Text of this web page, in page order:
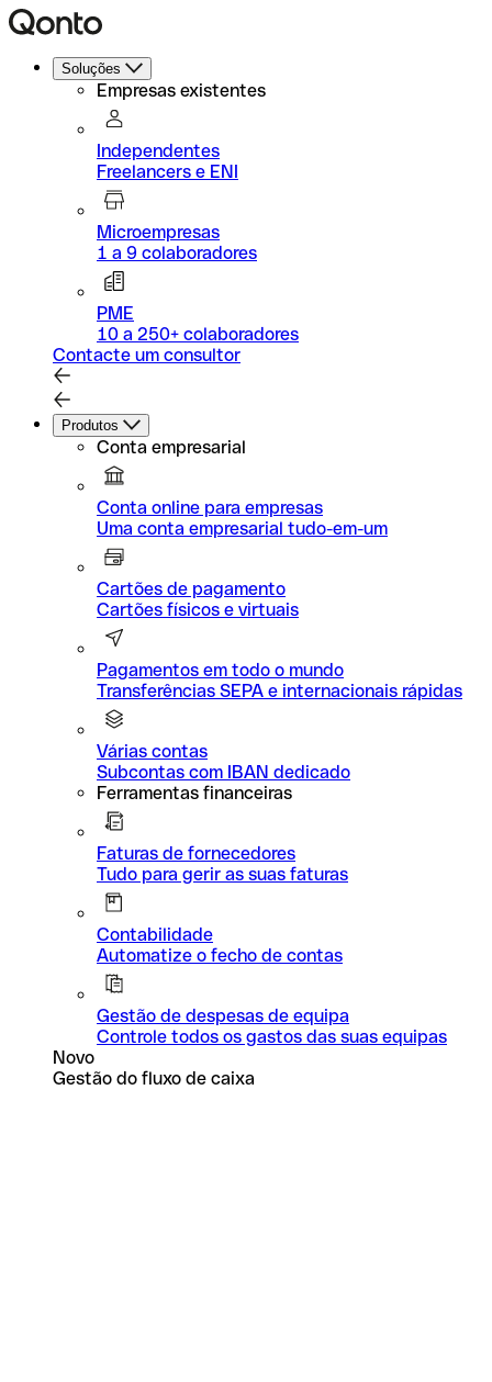
Soluções
Empresas existentes
Independentes
Freelancers e ENI
Microempresas
1 a 9 colaboradores
PME
10 a 250+ colaboradores
Contacte um consultor
Produtos
Conta empresarial
Conta online para empresas
Uma conta empresarial tudo-em-um
Cartões de pagamento
Cartões físicos e virtuais
Pagamentos em todo o mundo
Transferências SEPA e internacionais rápidas
Várias contas
Subcontas com IBAN dedicado
Ferramentas financeiras
Faturas de fornecedores
Tudo para gerir as suas faturas
Contabilidade
Automatize o fecho de contas
Gestão de despesas de equipa
Controle todos os gastos das suas equipas
Novo
Gestão do fluxo de caixa